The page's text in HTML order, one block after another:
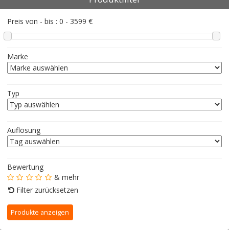
Preis von - bis : 0 - 3599 €
Marke
Typ
Auflösung
Bewertung
& mehr
Filter zurücksetzen